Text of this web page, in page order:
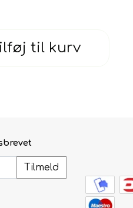
til kurv
Tilmeld